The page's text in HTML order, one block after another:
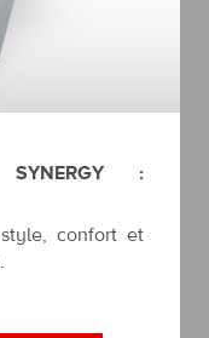
SYNERGY :
confort et